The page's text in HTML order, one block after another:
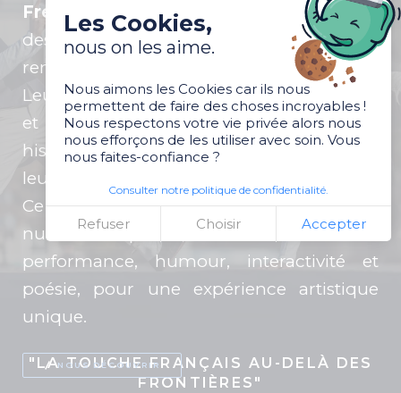
Les Cookies,
nous on les aime.
Nous aimons les Cookies car ils nous
permettent de faire des choses incroyables !
Nous respectons votre vie privée alors nous
nous efforçons de les utiliser avec soin. Vous
nous faites-confiance ?
Consulter notre politique de confidentialité.
Refuser Choisir Accepter
French Wingz
émerveille les foules avec
desspectacles d'une
excellence
remarquable.
Leur présence remarquée à la télévision
et leurs tournées internationales les ont
hissés au rang d’experts incontestés dans
leur domaine.
Ceduo de danseurspropose des
numéros explosifs, mêlant avec adresse
performance, humour, interactivité et
poésie, pour une expérience artistique
unique.
NOUS DÉCOUVRIR
"LA TOUCHE FRANÇAIS AU-DELÀ DES
FRONTIÈRES"